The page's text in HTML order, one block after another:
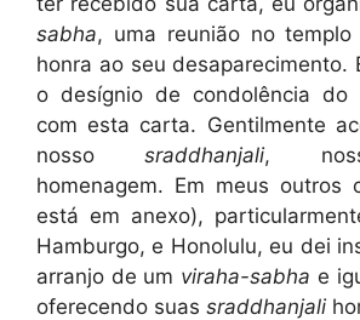
sabha, uma reunião no
honra ao seu desaparecimento.
o desígnio de condolência do
com esta carta. Gentilmente
nosso sraddhanjali,
homenagem. Em meus outros
está em anexo),
Hamburgo, e Honolulu, eu dei
arranjo de um viraha-sabha e
oferecendo suas sraddhanjali